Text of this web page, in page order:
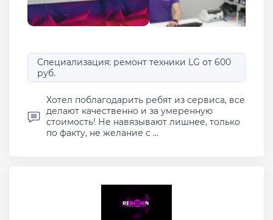
Специализация: ремонт техники LG от 600
руб.
Хотел поблагодарить ребят из сервиса, все
делают качественно и за умеренную
стоимость! Не навязывают лишнее, только
по факту, не желание с ...